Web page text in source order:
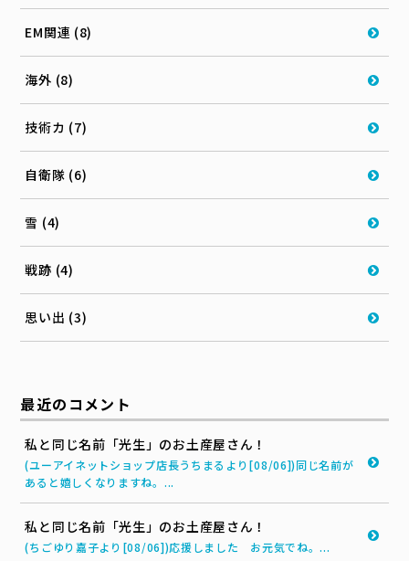
EM関連 (8)
海外 (8)
技術カ (7)
自衛隊 (6)
雪 (4)
戦跡 (4)
思い出 (3)
最近のコメント
私と同じ名前「光生」のお土産屋さん！
(ユーアイネットショップ店長うちまるより[08/06])同じ名前が
あると嬉しくなりますね。...
私と同じ名前「光生」のお土産屋さん！
(ちごゆり嘉子より[08/06])応援しました お元気でね。...